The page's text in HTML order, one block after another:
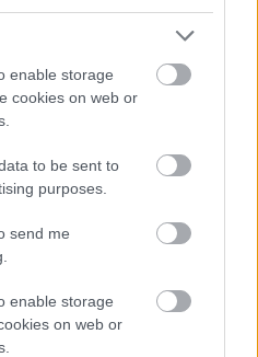
enable storage
cookies on web or
to be sent to
purposes.
send me
enable storage
on web or
sújtja a játékosokat.
rázta meg aRainbow
a játékot ismét feltörték,
tiltások jelentek meg a
alig néhány nappal követi
valutát kaptak, másokat
a rendszer.